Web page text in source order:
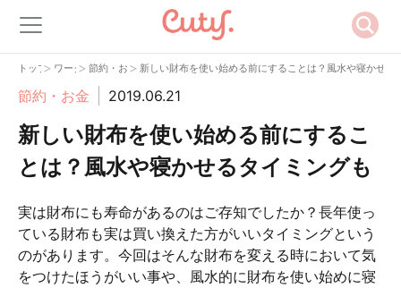
トップ> ワーク> 節約・お金
> 新しい財布を使い始める前にすることは？風水や寝かせる
節約・お金 2019.06.21
新しい財布を使い始める前にするこ
とは？風水や寝かせるタイミングも
実は財布にも寿命があるのはご存知でしたか？長年使っ
ている財布も実は買い換えた方がいいタイミングという
のがあります。今回はそんな財布を変える時において気
をつけたほうがいい事や、風水的に財布を使い始めに寝